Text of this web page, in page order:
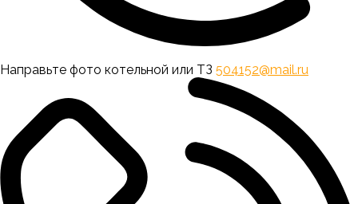
Направьте фото котельной или ТЗ 504152@mail.ru